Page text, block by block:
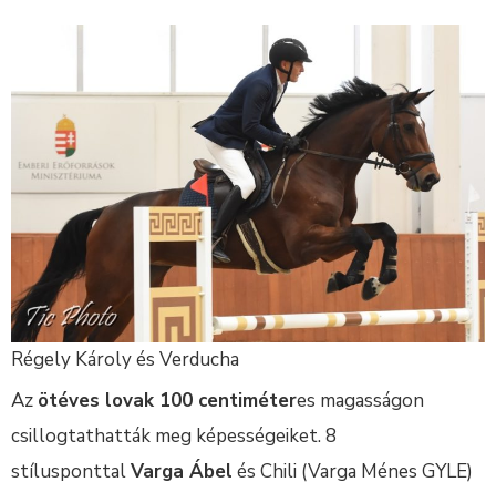
Régely Károly és Verducha
Az ötéves lovak 100 centiméteres magasságon
csillogtathatták meg képességeiket. 8
stílusponttalVarga Ábel és Chili (Varga Ménes GYLE)